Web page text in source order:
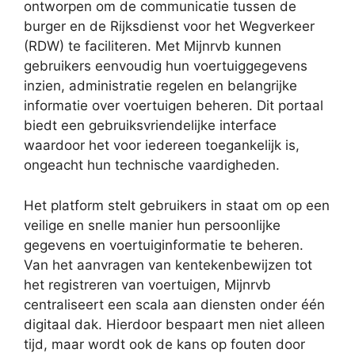
ontworpen om de communicatie tussen de
burger en de Rijksdienst voor het Wegverkeer
(RDW) te faciliteren. Met Mijnrvb kunnen
gebruikers eenvoudig hun voertuiggegevens
inzien, administratie regelen en belangrijke
informatie over voertuigen beheren. Dit portaal
biedt een gebruiksvriendelijke interface
waardoor het voor iedereen toegankelijk is,
ongeacht hun technische vaardigheden.
Het platform stelt gebruikers in staat om op een
veilige en snelle manier hun persoonlijke
gegevens en voertuiginformatie te beheren.
Van het aanvragen van kentekenbewijzen tot
het registreren van voertuigen, Mijnrvb
centraliseert een scala aan diensten onder één
digitaal dak. Hierdoor bespaart men niet alleen
tijd, maar wordt ook de kans op fouten door